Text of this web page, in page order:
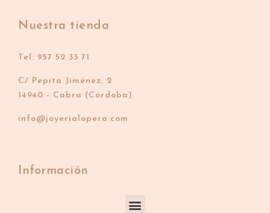
Nuestra tienda
Tel: 957 52 33 71
C/ Pepita Jiménez, 2
14940 - Cabra (Córdoba)
info@joyerialopera.com
Información